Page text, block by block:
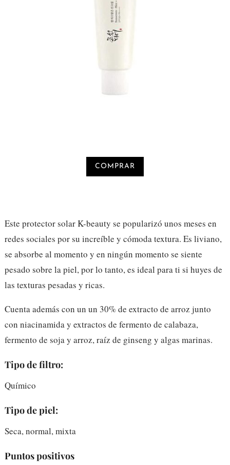
COMPRAR
Este protector solar K-beauty se popularizó unos meses en
redes sociales por su increíble y cómoda textura. Es liviano,
se absorbe al momento y en ningún momento se siente
pesado sobre la piel, por lo tanto, es ideal para ti si huyes de
las texturas pesadas y ricas.
Cuenta además con un un 30% de extracto de arroz junto
con niacinamida y extractos de fermento de calabaza,
fermento de soja y arroz, raíz de ginseng y algas marinas.
Tipo de filtro:
Químico
Tipo de piel:
Seca, normal, mixta
Puntos positivos